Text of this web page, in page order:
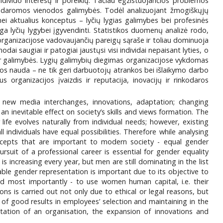
vienodos galimybės. Todėl analizuojant žmogiškųjų
aktualius konceptus – lyčių lygias galimybes bei profesinės
lyčių lygybei įgyvendinti. Statistikos duomenų analizė rodo,
vadovaujančių pareigų sąraše ir toliau dominuoja
saugiai ir patogiai jaustųsi visi individai nepaisant lyties, o
Lygių galimybių diegimas organizacijose vykdomas
nauda – ne tik geri darbuotojų atrankos bei išlaikymo darbo
organizacijos įvaizdis ir reputacija, inovacijų ir rinkodaros
media interchanges, innovations, adaptation; changing
inevitable effect on society’s skills and views formation. The
evolves naturally from individual needs; however, existing
have equal possibilities. Therefore while analysing
that are important to modern society - equal gender
of a professional career is essential for gender equality
increasing every year, but men are still dominating in the list
gender representation is important due to its objective to
most importantly - to use women human capital, i.e. their
is carried out not only due to ethical or legal reasons, but
good results in employees’ selection and maintaining in the
of an organisation, the expansion of innovations and